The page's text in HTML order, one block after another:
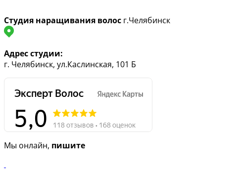
Студия наращивания волос г.Челябинск
Адрес студии:
г. Челябинск, ул.Каслинская, 101 Б
Мы онлайн, пишите